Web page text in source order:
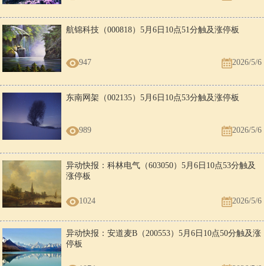
航锦科技（000818）5月6日10点51分触及涨停板
947 2026/5/6
东南网架（002135）5月6日10点53分触及涨停板
989 2026/5/6
异动快报：科林电气（603050）5月6日10点53分触及
涨停板
1024 2026/5/6
异动快报：安道麦B（200553）5月6日10点50分触及涨
停板